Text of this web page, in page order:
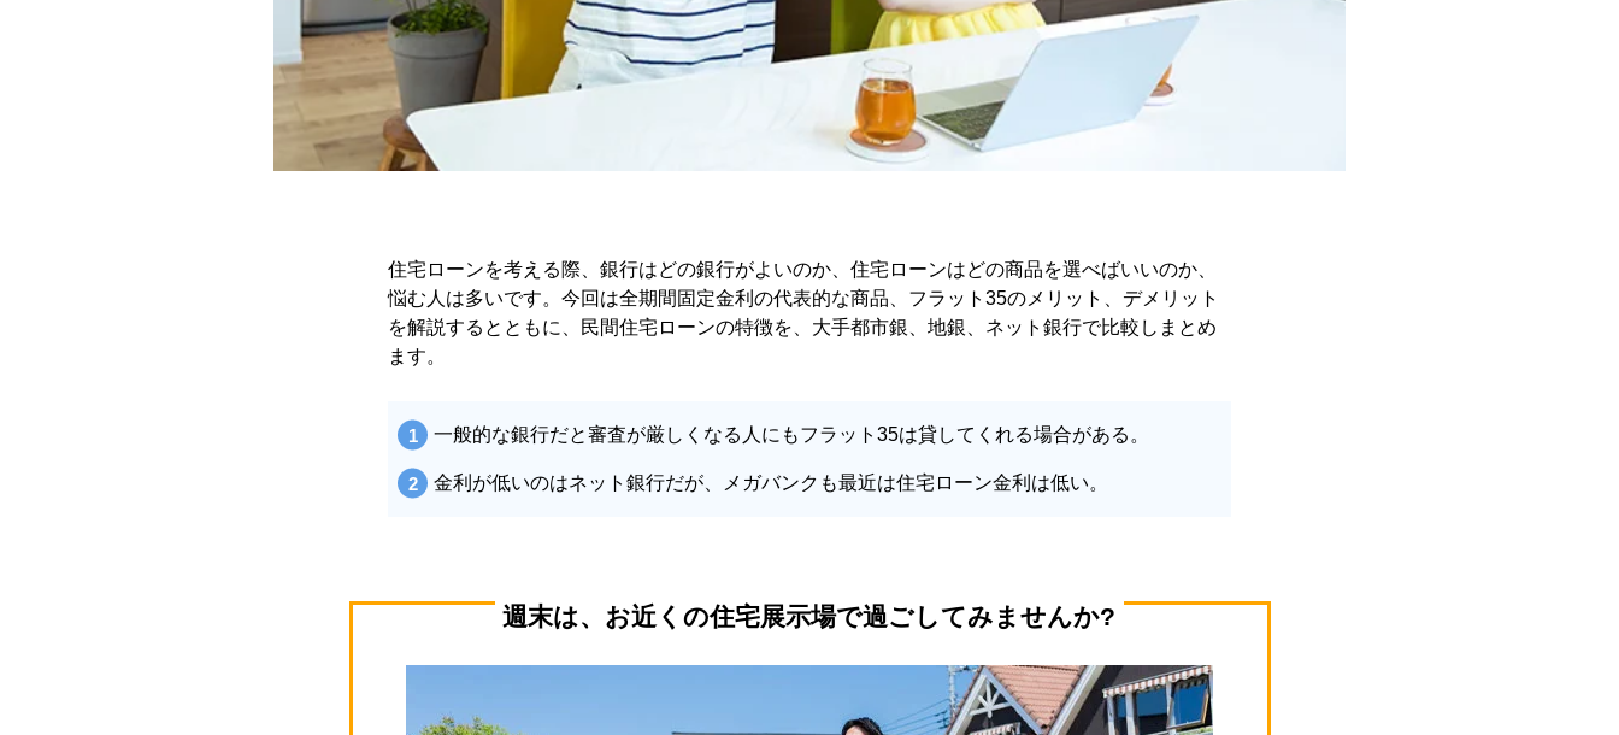
住宅ローンを考える際、銀行はどの銀行がよいのか、住宅ローンはどの商品を選べばいいのか、
悩む人は多いです。今回は全期間固定金利の代表的な商品、フラット35のメリット、デメリット
を解説するとともに、民間住宅ローンの特徴を、大手都市銀、地銀、ネット銀行で比較しまとめ
ます。
一般的な銀行だと審査が厳しくなる人にもフラット35は貸してくれる場合がある。
金利が低いのはネット銀行だが、メガバンクも最近は住宅ローン金利は低い。
週末は、お近くの住宅展示場で過ごしてみませんか?